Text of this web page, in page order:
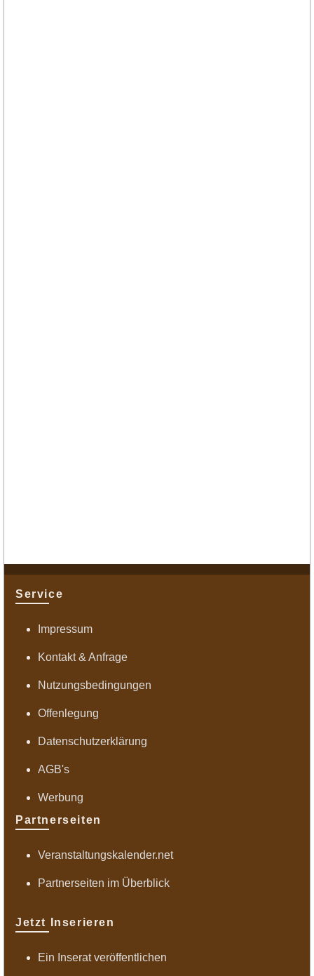
Service
Impressum
Kontakt & Anfrage
Nutzungsbedingungen
Offenlegung
Datenschutzerklärung
AGB's
Werbung
Partnerseiten
Veranstaltungskalender.net
Partnerseiten im Überblick
Jetzt Inserieren
Ein Inserat veröffentlichen